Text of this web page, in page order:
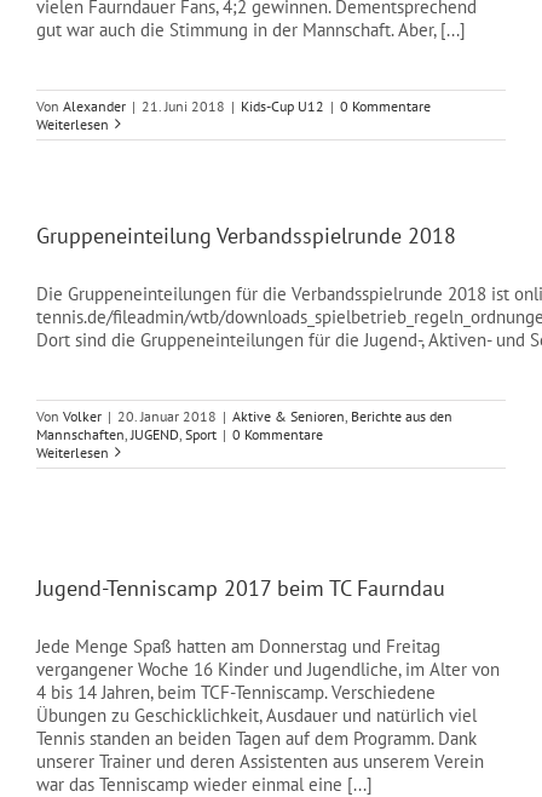
vielen Faurndauer Fans, 4;2 gewinnen. Dementsprechend
gut war auch die Stimmung in der Mannschaft. Aber, [...]
Von Alexander | 21. Juni 2018 | Kids-Cup U12 | 0 Kommentare
Weiterlesen
Gruppeneinteilung Verbandsspielrunde 2018
Die Gruppeneinteilungen für die Verbandsspielrunde 2018 ist
tennis.de/fileadmin/wtb/
Dort sind die Gruppeneinteilungen für die Jugend-, Aktiven- und
Von Volker | 20. Januar 2018 | Aktive & Senioren Berichte aus den
Mannschaften JUGEND Sport | 0 Kommentare
Weiterlesen
Jugend-Tenniscamp 2017 beim TC Faurndau
Jede Menge Spaß hatten am Donnerstag und Freitag
vergangener Woche 16 Kinder und Jugendliche, im Alter von
4 bis 14 Jahren, beim TCF-Tenniscamp. Verschiedene
Übungen zu Geschicklichkeit, Ausdauer und natürlich viel
Tennis standen an beiden Tagen auf dem Programm. Dank
unserer Trainer und deren Assistenten aus unserem Verein
war das Tenniscamp wieder einmal eine [...]